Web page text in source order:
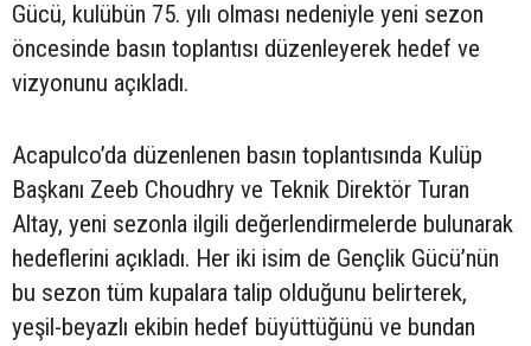
Gücü, kulübün 75. yılı olması nedeniyle yeni sezon
öncesinde basın toplantısı düzenleyerek hedef ve
vizyonunu açıkladı.
Acapulco’da düzenlenen basın toplantısında Kulüp
Başkanı Zeeb Choudhry ve Teknik Direktör Turan
Altay, yeni sezonla ilgili değerlendirmelerde bulunarak
hedeflerini açıkladı. Her iki isim de Gençlik Gücü’nün
bu sezon tüm kupalara talip olduğunu belirterek,
yeşil-beyazlı ekibin hedef büyüttüğünü ve bundan